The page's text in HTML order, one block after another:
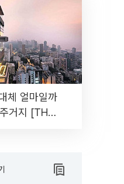
체 얼마일까
거지 [THE